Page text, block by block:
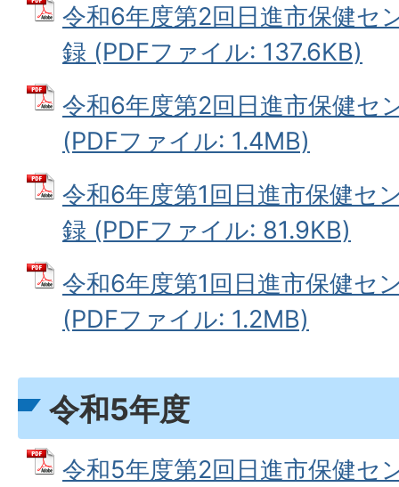
令和6年度第2回日進市保健セ
録 (PDFファイル: 137.6KB)
令和6年度第2回日進市保健セ
(PDFファイル: 1.4MB)
令和6年度第1回日進市保健セ
録 (PDFファイル: 81.9KB)
令和6年度第1回日進市保健セ
(PDFファイル: 1.2MB)
令和5年度
令和5年度第2回日進市保健セ